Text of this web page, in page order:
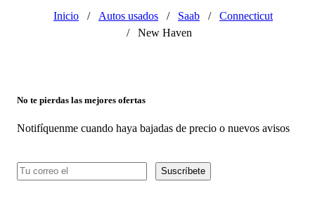
Inicio / Autos usados / Saab /
Connecticut
/
New Haven
No te pierdas las mejores ofertas
Notifíquenme cuando haya bajadas de precio o nuevos avisos
Suscríbete